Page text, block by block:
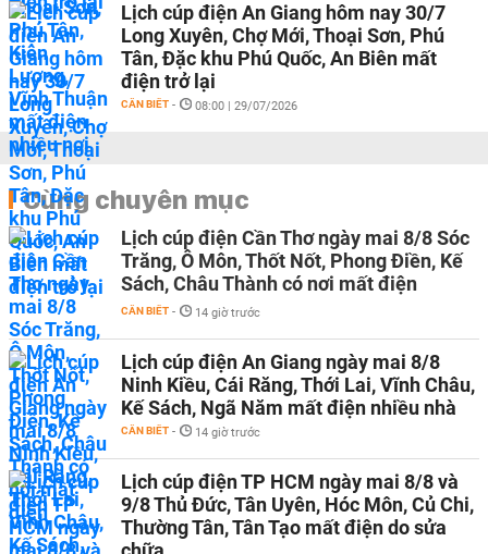
Lịch cúp điện An Giang hôm nay 30/7
Long Xuyên, Chợ Mới, Thoại Sơn, Phú
Tân, Đặc khu Phú Quốc, An Biên mất
điện trở lại
CẦN BIẾT - 08:00 | 29/07/2026
Cùng chuyên mục
Lịch cúp điện Cần Thơ ngày mai 8/8 Sóc
Trăng, Ô Môn, Thốt Nốt, Phong Điền, Kế
Sách, Châu Thành có nơi mất điện
CẦN BIẾT - 14 giờ trước
Lịch cúp điện An Giang ngày mai 8/8
Ninh Kiều, Cái Răng, Thới Lai, Vĩnh Châu,
Kế Sách, Ngã Năm mất điện nhiều nhà
CẦN BIẾT - 14 giờ trước
Lịch cúp điện TP HCM ngày mai 8/8 và
9/8 Thủ Đức, Tân Uyên, Hóc Môn, Củ Chi,
Thường Tân, Tân Tạo mất điện do sửa